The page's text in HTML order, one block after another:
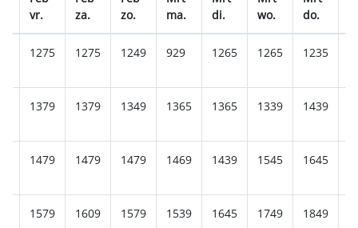
vr.
za.
zo.
ma.
di.
wo.
do.
1275 1275 1249 929 1265 1265 1235
1379 1379 1349 1365 1365 1339 1439
1479 1479 1479 1469 1439 1545 1645
1579 1609 1579 1539 1645 1749 1849